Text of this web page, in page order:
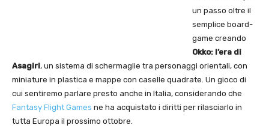
un passo oltre il
semplice board-
game creando
Okko: l’era di
Asagiri, un sistema di schermaglie tra personaggi orientali, con
miniature in plastica e mappe con caselle quadrate. Un gioco di
cui sentiremo parlare presto anche in Italia, considerando che
Fantasy Flight Games ne ha acquistato i diritti per rilasciarlo in
tutta Europa il prossimo ottobre.